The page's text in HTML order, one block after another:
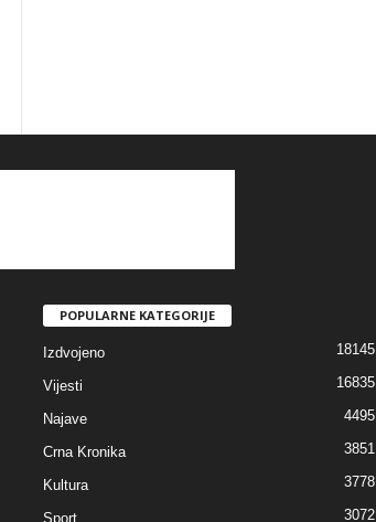
POPULARNE KATEGORIJE
Izdvojeno 18145
Vijesti 16835
Najave 4495
Crna Kronika 3851
Kultura 3778
Sport 3072